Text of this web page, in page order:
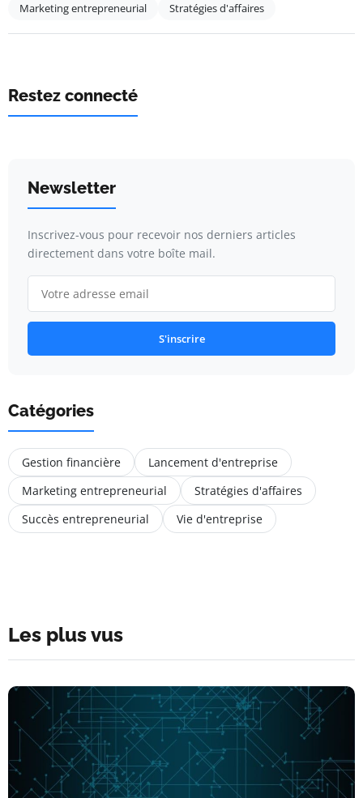
Marketing entrepreneurial
Stratégies d'affaires
Restez connecté
Newsletter
Inscrivez-vous pour recevoir nos derniers articles
directement dans votre boîte mail.
S'inscrire
Catégories
Gestion financière
Lancement d'entreprise
Marketing entrepreneurial
Stratégies d'affaires
Succès entrepreneurial
Vie d'entreprise
Les plus vus